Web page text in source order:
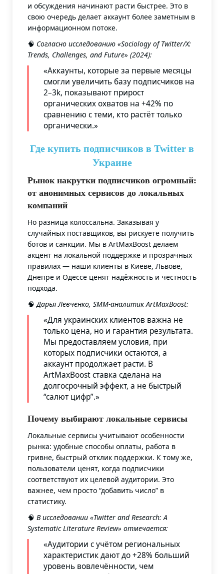
и обсуждения начинают расти быстрее. Это в
свою очередь делает аккаунт более заметным в
информационном потоке.
🧠 Согласно исследованию «Sociology of Twitter/X:
Trends, Challenges, and Future» (2024):
«Аккаунты, которые за первые месяцы
смогли увеличить базу подписчиков на
2–3k, показывают прирост
органических охватов на +42% по
сравнению с теми, кто растёт только
органически.»
Где купить подписчиков в Twitter в
Украине
Рынок накрутки подписчиков огромный:
от анонимных сервисов до локальных
компаний
Но разница колоссальна. Заказывая у
случайных поставщиков, вы рискуете получить
ботов и санкции. Мы в ArtMaxBoost делаем
акцент на локальной поддержке и прозрачных
правилах — наши клиенты в Киеве, Львове,
Днепре и Одессе ценят надёжность и честность
подхода.
🧠 Дарья Левченко, SMM-аналитик ArtMaxBoost:
«Для украинских клиентов важна не
только цена, но и гарантия результата.
Мы предоставляем условия, при
которых подписчики остаются, а
аккаунт продолжает расти. В
ArtMaxBoost ставка сделана на
долгосрочный эффект, а не быстрый
“салют цифр”.»
Почему выбирают локальные сервисы
Локальные сервисы учитывают особенности
рынка: удобные способы оплаты, работа в
гривне, быстрый отклик поддержки. К тому же,
пользователи ценят, когда подписчики
соответствуют их целевой аудитории. Это
важнее, чем просто “добавить число” в
статистику.
🧠 В исследовании «Twitter and Research: A
Systematic Literature Review» отмечается:
«Аудитории с учётом региональных
характеристик дают до +28% больший
уровень вовлечённости, чем